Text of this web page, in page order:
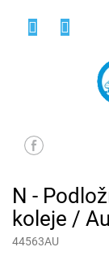
N -
koleje /
44563AU